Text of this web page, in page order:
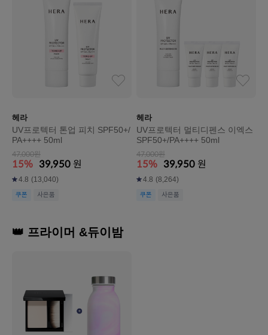
헤라
UV프로텍터 톤업 피치 SPF50+/
PA++++ 50ml
47,000원
15% 39,950 원
4.8 (13,040)
쿠폰 사은품
헤라
UV프로텍터 멀티디펜스 이엑스
SPF50+/PA++++ 50ml
47,000원
15% 39,950 원
4.8 (8,264)
쿠폰 사은품
👑 프라이머 &듀이밤